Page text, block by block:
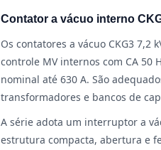
Contator a vácuo interno
Os contatores a vácuo CKG3 7,2
controle MV internos com CA 50
nominal até 630 A. São
transformadores e bancos de
A série adota um interruptor a
estrutura compacta, abertura e